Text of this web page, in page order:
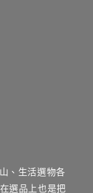
、生活選物各
選品上也是把